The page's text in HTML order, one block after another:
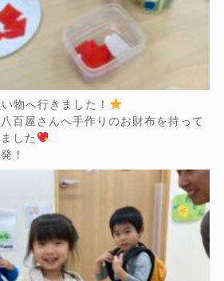
物へ行きました！
百屋さんへ手作りのお財布を持って
した
！